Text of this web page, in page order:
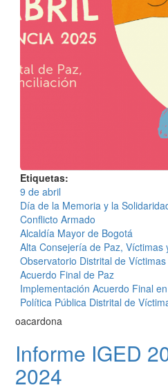
Etiquetas
9 de abril
Día de la Memoria y la
Conflicto Armado
Alcaldía Mayor de Bogotá
Alta Consejería de Paz, Víctimas
Observatorio Distrital de Víctimas
Acuerdo Final de Paz
Implementación Acuerdo Final
Política Pública Distrital de
oacardona
Informe IGED
2024